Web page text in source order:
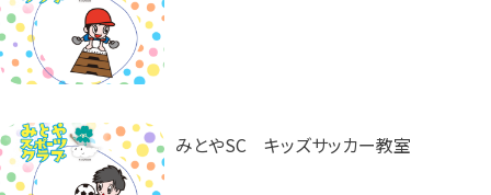
みとやSC キッズサッカー教室